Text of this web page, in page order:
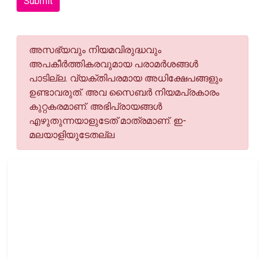
അസഭ്യവും നിയമവിരുദ്ധവും
അപകീര്‍ത്തികരവുമായ പരാമര്‍ശങ്ങള്‍
പാടില്ല. വ്യക്തിപരമായ അധിക്ഷേപങ്ങളും
ഉണ്ടാവരുത്. അവ സൈബര്‍ നിയമപ്രകാരം
കുറ്റകരമാണ്. അഭിപ്രായങ്ങള്‍
എഴുതുന്നയാളുടേത് മാത്രമാണ്. ഇ-
മലയാളിയുടേതല്ല